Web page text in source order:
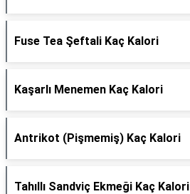
Fuse Tea Şeftali Kaç Kalori
Kaşarlı Menemen Kaç Kalori
Antrikot (Pişmemiş) Kaç Kalori
Tahıllı Sandviç Ekmeği Kaç Kalori